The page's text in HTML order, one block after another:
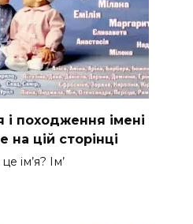
походження імені
на цій сторінці
ім’я? Ім’